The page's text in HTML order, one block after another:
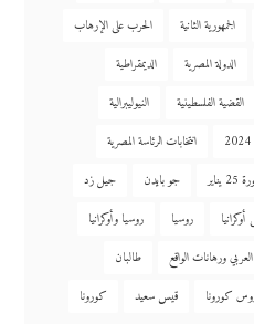
الجمهورية الثانية
الحرب على الإرهاب
الدولة المصرية
الديمقراطية
القضية الفلسطينية
النيوليبرالية
انتخابات الرئاسة المصرية
يناير جو بايدن
جيل زد
روسيا
روسيا وأوكرانيا
ورهانات الواقع
طالبان
كورونا قيس سعيد
كورونا